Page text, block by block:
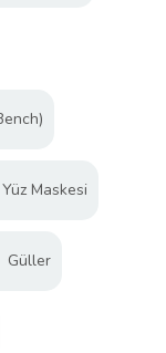
Maskesi
Güller